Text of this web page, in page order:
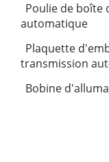
Poulie de boîte
automatique
Plaquette
transmission
Bobine